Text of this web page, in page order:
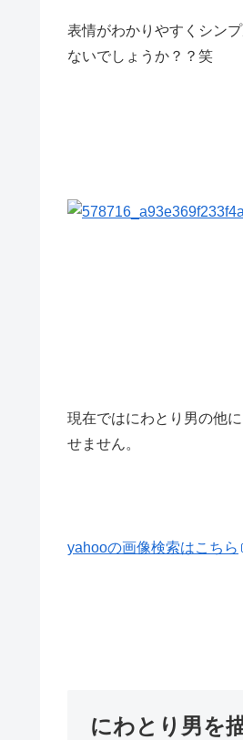
表情がわかりやすくシン
ないでしょうか？？笑
現在ではにわとり男の他
せません。
yahooの画像検索はこちら
にわとり男を